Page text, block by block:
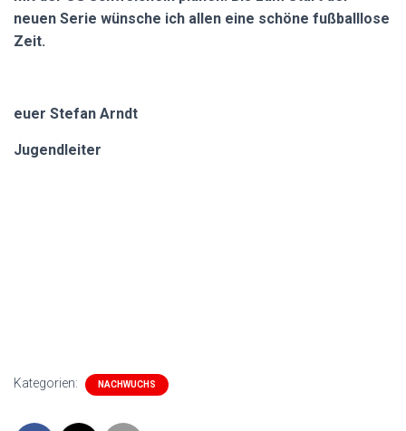
neuen Serie wünsche ich allen eine schöne fußballlose
Zeit.
euer Stefan Arndt
Jugendleiter
Kategorien: NACHWUCHS